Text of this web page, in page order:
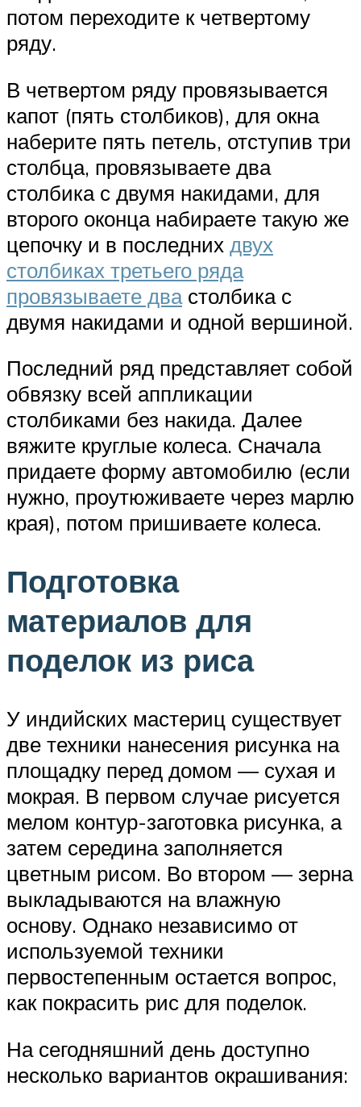
потом переходите к четвертому
ряду.
В четвертом ряду провязывается
капот (пять столбиков), для окна
наберите пять петель, отступив три
столбца, провязываете два
столбика с двумя накидами, для
второго оконца набираете такую же
цепочку и в последних двух
столбиках третьего ряда
провязываете двастолбика с
двумя накидами и одной вершиной.
Последний ряд представляет собой
обвязку всей аппликации
столбиками без накида. Далее
вяжите круглые колеса. Сначала
придаете форму автомобилю (если
нужно, проутюживаете через марлю
края), потом пришиваете колеса.
Подготовка
материалов для
поделок из риса
У индийских мастериц существует
две техники нанесения рисунка на
площадку перед домом — сухая и
мокрая. В первом случае рисуется
мелом контур-заготовка рисунка, а
затем середина заполняется
цветным рисом. Во втором — зерна
выкладываются на влажную
основу. Однако независимо от
используемой техники
первостепенным остается вопрос,
как покрасить рис для поделок.
На сегодняшний день доступно
несколько вариантов окрашивания: